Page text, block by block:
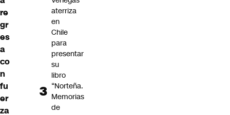
re
gr
es
a
co
n
fu
er
za
aterriza
en
Chile
para
presentar
su
libro
“Norteña.
Memorias
de